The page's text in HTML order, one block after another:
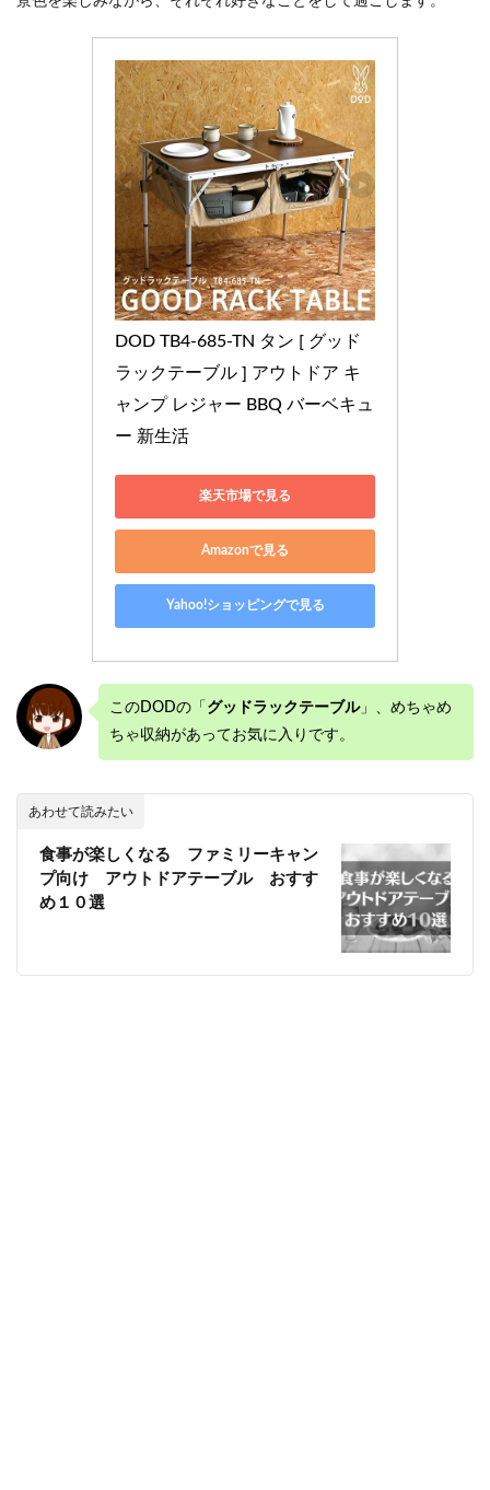
DOD TB4-685-TN タン [ グッド
ラックテーブル ] アウトドア キ
ャンプ レジャー BBQ バーベキュ
ー 新生活
楽天市場で見る
Amazonで見る
Yahoo!ショッピングで見る
このDODの「 グッドラックテーブル」、めちゃめ
ちゃ収納があってお気に入りです。
あわせて読みたい
食事が楽しくなる ファミリーキャン
プ向け アウトドアテーブル おすす
め１０選